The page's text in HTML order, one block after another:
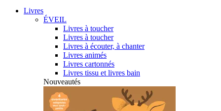
Livres
ÉVEIL
Livres à toucher
Livres à toucher
Livres à écouter, à chanter
Livres animés
Livres cartonnés
Livres tissu et livres bain
Nouveautés